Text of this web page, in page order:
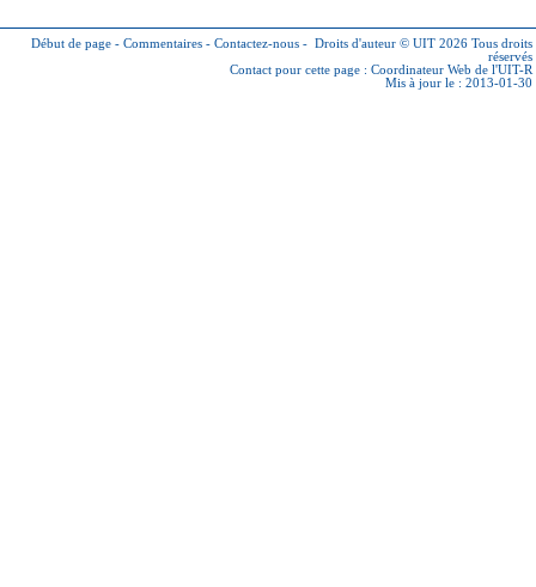
Début de page - Commentaires - Contactez-nous - Droits d'auteur © UIT 2026 Tous droits
réservés
Contact pour cette page : Coordinateur Web de l'UIT-R
Mis à jour le : 2013-01-30